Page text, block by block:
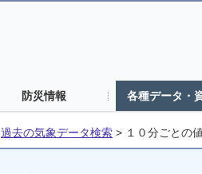
防災情報 各種データ・
過去の気象データ検索 > １０分ごとの